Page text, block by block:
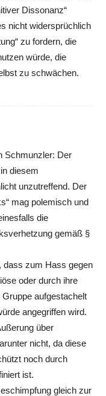
Dissonanz“
nicht widersprüchlich
zu fordern, die
würde, die
zu schwächen.
Schmunzler: Der
diesem
unzutreffend. Der
mag polemisch und
die
gemäß §
dass zum Hass gegen
oder durch ihre
aufgestachelt
angegriffen wird.
über
nicht, da diese
noch durch
ist.
gleich zur